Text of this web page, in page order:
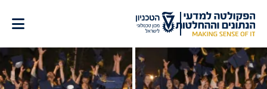
לתוכן
דף הבית